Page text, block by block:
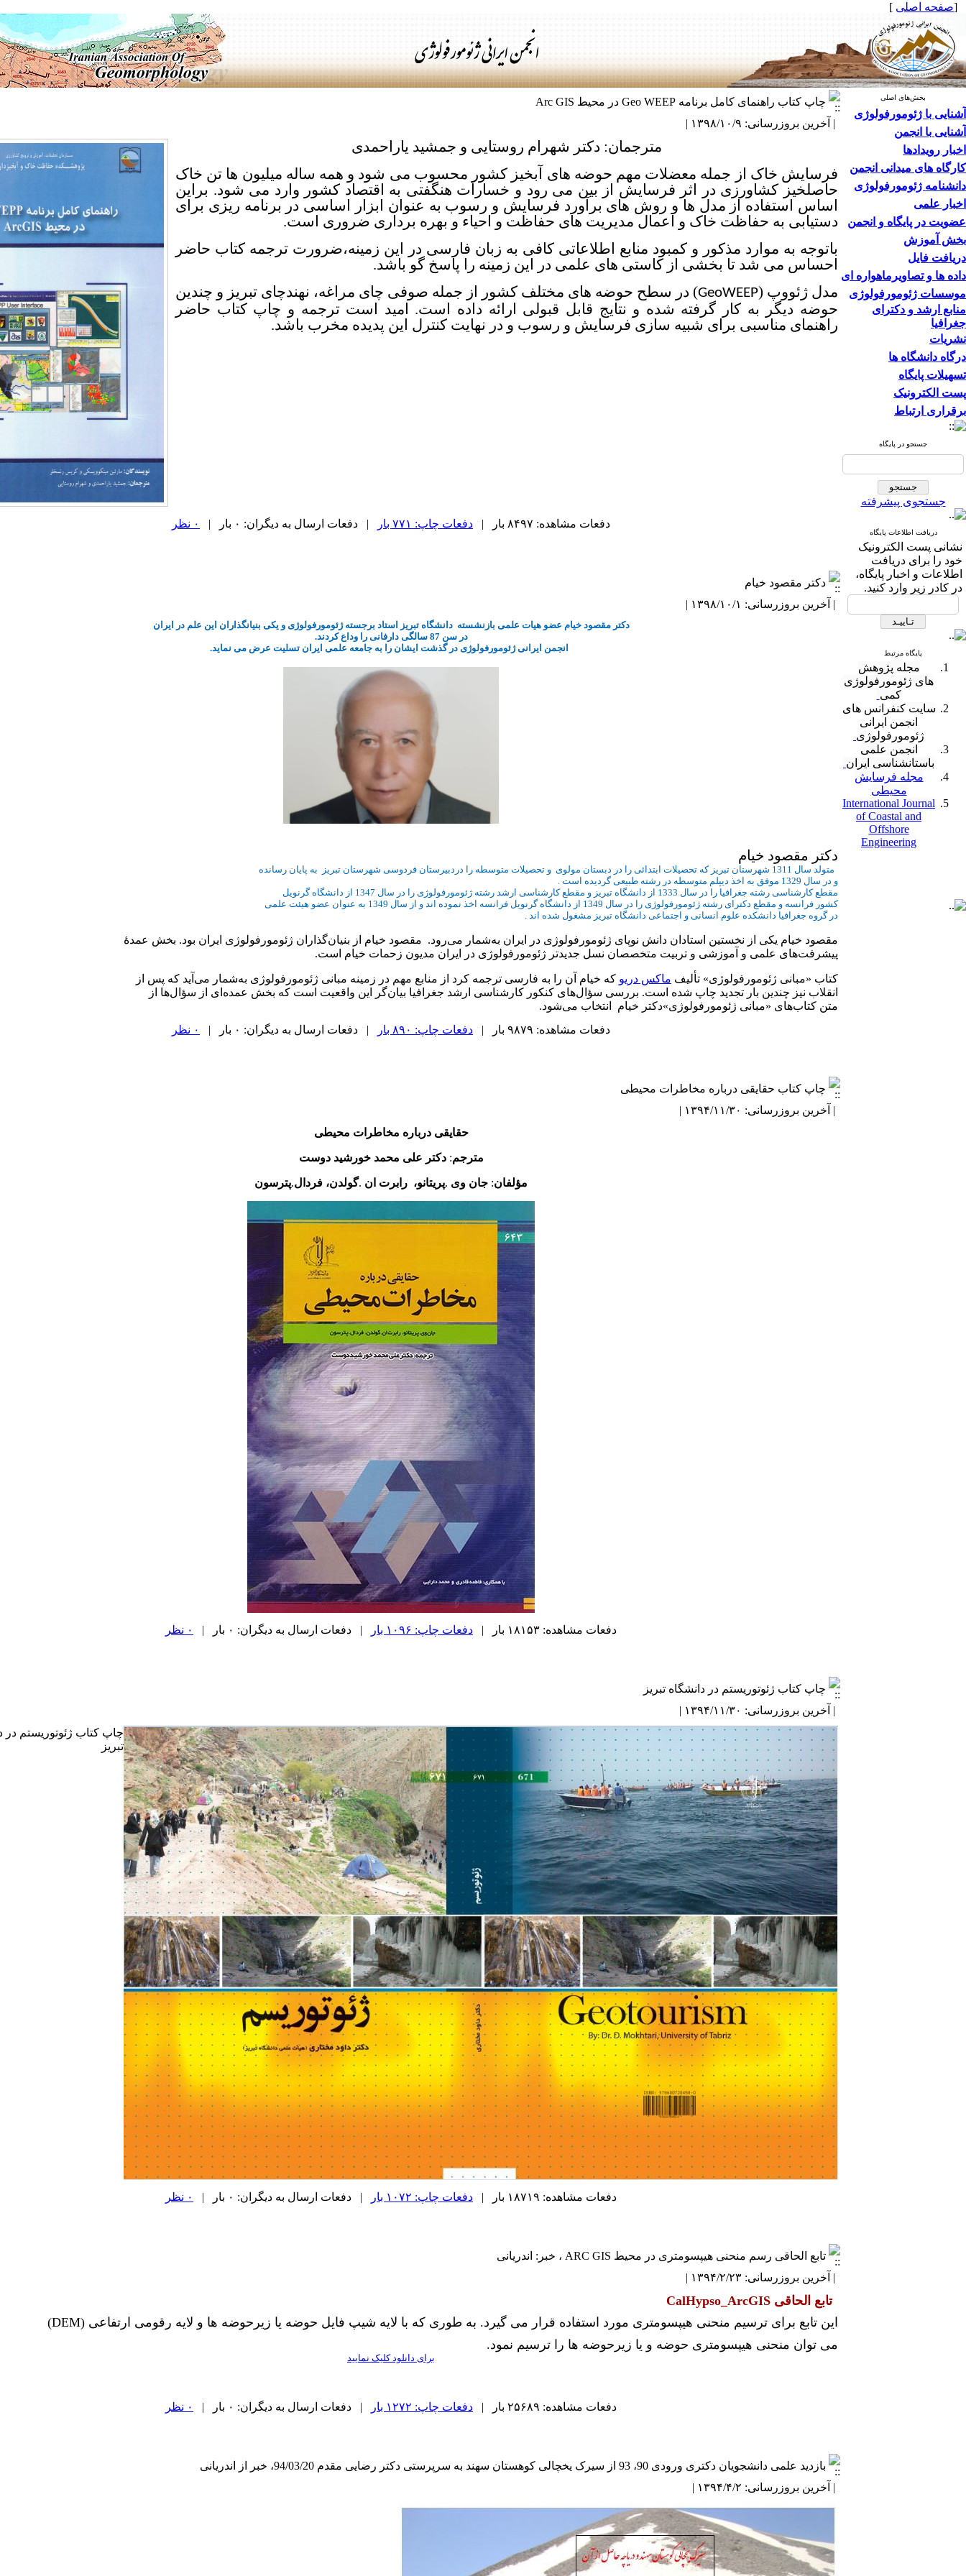
[صفحه اصلی ]
بخش‌های اصلی
آشنایی با ژئومورفولوژی
آشنایی با انجمن
اخبار رویدادها
کارگاه های میدانی انجمن
دانشنامه ژئومورفولوژی
اخبار علمی
عضویت در پایگاه و انجمن
بخش آموزش
دریافت فایل
داده ها و تصاویرماهواره ای
موسسات ژئومورفولوژی
منابع ارشد و دکترای
جغرافیا
نشریات
درگاه دانشگاه ها
تسهیلات پایگاه
پست الکترونیک
برقراری ارتباط
جستجو در پایگاه
جستجوی پیشرفته
دریافت اطلاعات پایگاه
نشانی پست الکترونیک
خود را برای دریافت
اطلاعات و اخبار پایگاه،
در کادر زیر وارد کنید.
پایگاه مرتبط
مجله پژوهش
های ژئومورفولوژی
کمی
سایت کنفرانس های
انجمن ایرانی
ژئومورفولوژی
انجمن علمی
باستانشناسی ایران
مجله فرسایش
محیطی
International Journal
of Coastal and
Offshore
Engineering
چاپ کتاب راهنمای کامل برنامه Geo WEEP در محیط Arc GIS
| آخرین بروزرسانی: ۱۳۹۸/۱۰/۹ |
مترجمان: دکتر شهرام روستایی و جمشید یاراحمدی
فرسایش خاک از جمله معضلات مهم حوضه های آبخیز کشور محسوب می شود و همه ساله میلیون ها تن خاک
حاصلخیز کشاورزی در اثر فرسایش از بین می رود و خسارات هنگفتی به اقتصاد کشور وارد می شود. براین
اساس استفاده از مدل ها و روش های برآورد فرسایش و رسوب به عنوان ابزار اساسی در برنامه ریزی برای
دستیابی به حفاظت خاک و اعمال مدیریت های حفاظت و احیاء و بهره برداری ضروری است.
باتوجه به موارد مذکور و کمبود منابع اطلاعاتی کافی به زبان فارسی در این زمینه،ضرورت ترجمه کتاب حاضر
احساس می شد تا بخشی از کاستی های علمی در این زمینه را پاسخ گو باشد.
مدل ژئووپ (GeoWEEP) در سطح حوضه های مختلف کشور از جمله صوفی چای مراغه، نهندچای تبریز و چندین
حوضه دیگر به کار گرفته شده و نتایج قابل قبولی ارائه داده است. امید است ترجمه و چاپ کتاب حاضر
راهنمای مناسبی برای شبیه سازی فرسایش و رسوب و در نهایت کنترل این پدیده مخرب باشد.
دفعات مشاهده: ۸۴۹۷ بار | دفعات چاپ: ۷۷۱ بار | دفعات ارسال به دیگران: ۰ بار | ۰ نظر
دکتر مقصود خیام
| آخرین بروزرسانی: ۱۳۹۸/۱۰/۱ |
دکتر مقصود خیام عضو هیات علمی بازنشسته دانشگاه تبریز استاد برجستهژئومورفولوژی و یکی بنیانگذاران این علم در ایران
در سن 87 سالگی دارفانی را وداع کردند.
انجمن ایرانی ژئومورفولوژی در گذشت ایشان را به جامعه علمی ایران تسلیت عرض می نماید.
دکتر مقصود خیام
متولد سال 1311 شهرستان تبریز که تحصیلات ابتدائی را در دبستان مولوی و تحصیلات متوسطه را دردبیرستان فردوسی شهرستان تبریز به پایان رسانده
و در سال 1329 موفق به اخذ دیپلم متوسطه در رشته طبیعی گردیده است .
مقطع کارشناسی رشته جغرافیا را در سال 1333 از دانشگاه تبریز و مقطع کارشناسی ارشد رشته ژئومورفولوژی را در سال 1347 از دانشگاه گرنویل
کشور فرانسه و مقطع دکترای رشته ژئومورفولوژی را در سال 1349 از دانشگاه گرنویل فرانسه اخذ نموده اند و از سال 1349 به عنوان عضو هیئت علمی
در گروه جغرافیا دانشکده علوم انسانی و اجتماعی دانشگاه تبریز مشغول شده اند .
مقصود خیام یکی از نخستین استادان دانش نوپای ژئومورفولوژی در ایران به‌شمار می‌رود. مقصود خیام از بنیان‌گذاران ژئومورفولوژی ایران بود. بخش عمدهٔ
پیشرفت‌های علمی و آموزشی و تربیت متخصصان نسل جدیدتر ژئومورفولوژی در ایران مدیون زحمات خیام است.
کتاب «مبانی ژئومورفولوژی» تألیف ماکس دریو که خیام آن را به فارسی ترجمه کرد از منابع مهم در زمینه مبانی ژئومورفولوژی به‌شمار می‌آید که پس از
انقلاب نیز چندین بار تجدید چاپ شده است. بررسی سؤال‌های کنکور کارشناسی ارشد جغرافیا بیان‌گر این واقعیت است که بخش عمده‌ای از سؤال‌ها از
متن کتاب‌های «مبانی ژئومورفولوژی»دکتر خیام انتخاب می‌شود.
دفعات مشاهده: ۹۸۷۹ بار |
دفعات چاپ: ۸۹۰ بار | دفعات ارسال به دیگران: ۰ بار | ۰ نظر
چاپ کتاب حقایقی درباره مخاطرات محیطی
| آخرین بروزرسانی: ۱۳۹۴/۱۱/۳۰ |
حقایقی درباره مخاطرات محیطی
مترجم:دکتر علی محمد خورشید دوست
مؤلفان: جان وی .پریتانو، رابرت ان .گولدن، فردال.پترسون
دفعات مشاهده: ۱۸۱۵۳ بار | دفعات چاپ: ۱۰۹۶ بار | دفعات ارسال به دیگران: ۰ بار | ۰ نظر
چاپ کتاب ژئوتوریستم در دانشگاه تبریز
| آخرین بروزرسانی: ۱۳۹۴/۱۱/۳۰ |
چاپ کتاب ژئوتوریستم در
تبریز
دفعات مشاهده: ۱۸۷۱۹ بار | دفعات چاپ: ۱۰۷۲ بار | دفعات ارسال به دیگران: ۰ بار | ۰ نظر
تابع الحاقی رسم منحنی هیپسومتری در محیط ARC GIS ، خبر: اندریانی
| آخرین بروزرسانی: ۱۳۹۴/۲/۲۳ |
تابع الحاقی CalHypso_ArcGIS
این تابع برای ترسیم منحنی هیپسومتری مورد استفاده قرار می گیرد. به طوری که با لایه شیپ فایل حوضه یا زیرحوضه ها و لایه رقومی ارتفاعی (DEM)
می توان منحنی هیپسومتری حوضه و یا زیرحوضه ها را ترسیم نمود.
برای دانلود کلیک نمایید
دفعات مشاهده: ۲۵۶۸۹ بار | دفعات چاپ: ۱۲۷۲ بار | دفعات ارسال به دیگران: ۰ بار | ۰ نظر
بازدید علمی دانشجویان دکتری ورودی 90، 93 از سیرک یخچالی کوهستان سهند به سرپرستی دکتر رضایی مقدم 94/03/20، خبر از اندریانی
| آخرین بروزرسانی: ۱۳۹۴/۴/۲ |